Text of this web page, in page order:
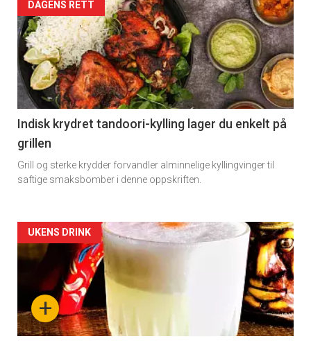
DAGENS RETT
Indisk krydret tandoori-kylling lager du enkelt på
grillen
Grill og sterke krydder forvandler alminnelige kyllingvinger til
saftige smaksbomber i denne oppskriften.
Forsiden
akkurat
nå
-
+
UKENS DRINK